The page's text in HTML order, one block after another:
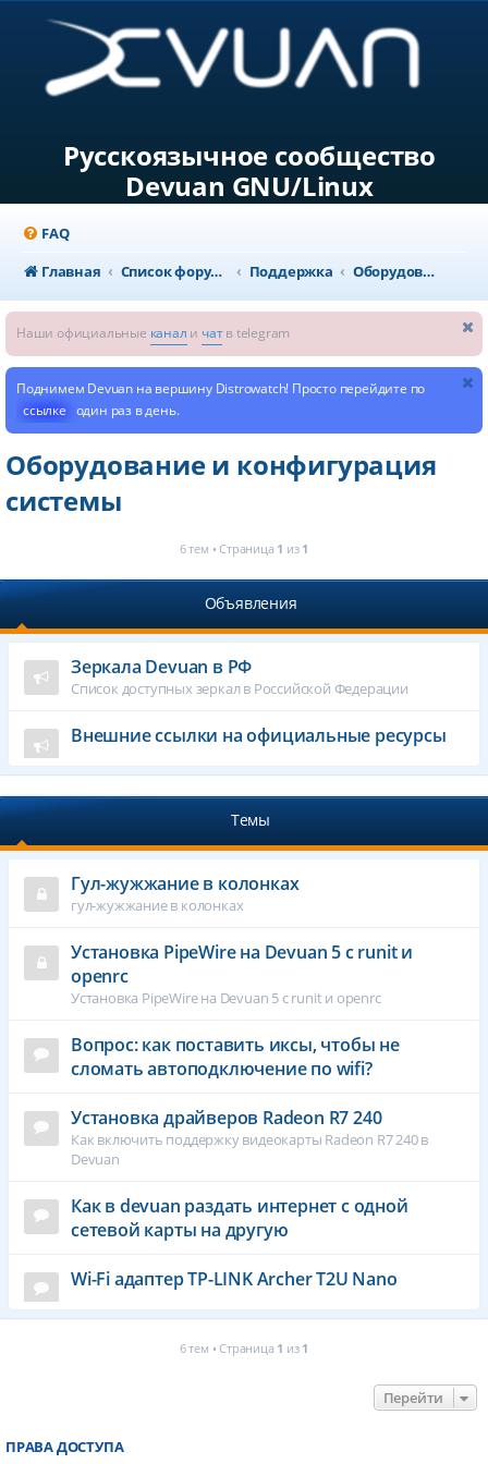
Русскоязычное сообщество
Devuan GNU/Linux
FAQ
Главная
Список форумов Поддержка Оборудование и конфигурация системы
Наши официальные канал и чатв telegram
Поднимем Devuan на вершину Distrowatch! Просто перейдите по
ссылке один раз в день.
Оборудование и конфигурация
системы
6 тем • Страница 1 из 1
Объявления
Зеркала Devuan в РФ
Список доступных зеркал в Российской Федерации
Внешние ссылки на официальные ресурсы
Темы
Гул-жужжание в колонках
гул-жужжание в колонках
Установка PipeWire на Devuan 5 с runit и
openrc
Установка PipeWire на Devuan 5 с runit и openrc
Вопрос: как поставить иксы, чтобы не
сломать автоподключение по wifi?
Установка драйверов Radeon R7 240
Как включить поддержку видеокарты Radeon R7 240 в
Devuan
Как в devuan раздать интернет с одной
сетевой карты на другую
Wi-Fi адаптер TP-LINK Archer T2U Nano
6 тем • Страница 1 из 1
Перейти
ПРАВА ДОСТУПА